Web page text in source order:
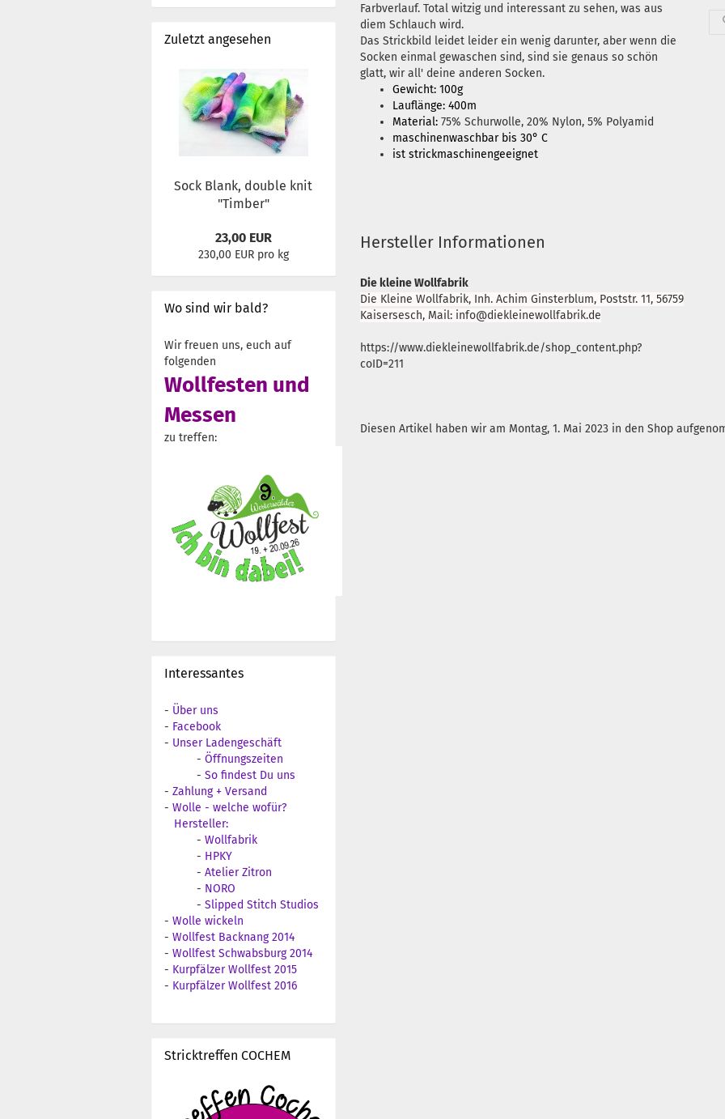
Farbverlauf. Total witzig und interessant zu sehen, was aus
diem Schlauch wird.
Das Strickbild leidet leider ein wenig darunter, aber wenn die
Socken einmal gewaschen sind, sind sie genaus so schön
glatt, wir all' deine anderen Socken.
Gewicht: 100g
Lauflänge: 400m
Material: 75% Schurwolle, 20% Nylon, 5% Polyamid
maschinenwaschbar bis 30° C
ist strickmaschinengeeignet
Hersteller Informationen
Die kleine Wollfabrik
Die Kleine Wollfabrik, Inh. Achim Ginsterblum, Poststr. 11, 56759
Kaisersesch, Mail: info@diekleinewollfabrik.de
https://www.diekleinewollfabrik.de/shop_content.php?
coID=211
Diesen Artikel haben wir am Montag, 1. Mai 2023 in den Shop
Zuletzt angesehen
Sock Blank, double knit
"Timber"
23,00 EUR
230,00 EUR pro kg
Wo sind wir bald?
Wir freuen uns, euch auf
folgenden
Wollfesten und
Messen
zu treffen:
Interessantes
- Über uns
- Facebook
- Unser Ladengeschäft
- Öffnungszeiten
- So findest Du uns
- Zahlung + Versand
- Wolle - welche wofür?
Hersteller:
- Wollfabrik
- HPKY
- Atelier Zitron
- NORO
- Slipped Stitch Studios
- Wolle wickeln
- Wollfest Backnang 2014
- Wollfest Schwabsburg 2014
- Kurpfälzer Wollfest 2015
- Kurpfälzer Wollfest 2016
Stricktreffen COCHEM